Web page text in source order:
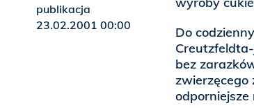
Do
bez
zwierzęcego
publikacja
23.02.2001 00:00